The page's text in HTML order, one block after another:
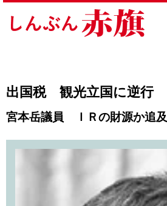
出国税 観光立国に逆行
宮本岳議員 ＩＲの財源か追及